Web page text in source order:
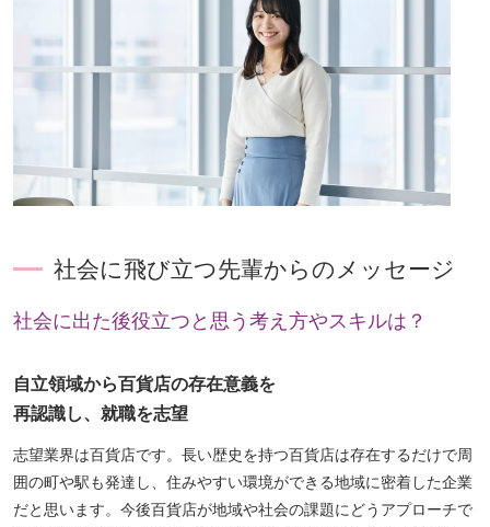
社会に飛び立つ先輩からのメッセージ
社会に出た後役立つと思う考え方やスキルは？
自立領域から百貨店の存在意義を
再認識し、就職を志望
志望業界は百貨店です。長い歴史を持つ百貨店は存在するだけで周
囲の町や駅も発達し、住みやすい環境ができる地域に密着した企業
だと思います。今後百貨店が地域や社会の課題にどうアプローチで